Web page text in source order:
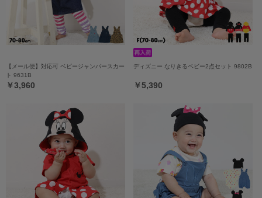
【メール便】対応可 ベビージャンパースカー
ト 9631B
￥3,960
ディズニー なりきるベビー2点セット 9802B
￥5,390